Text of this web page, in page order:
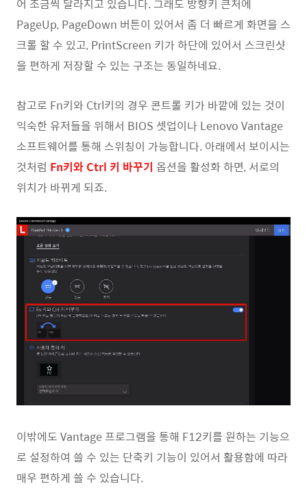
어 조금씩 달라지고 있습니다. 그래도 방향키 큰처에
PageUp, PageDown 버튼이 있어서 좀 더 빠르게 화면을 스
크롤 할 수 있고, PrintScreen 키가 하단에 있어서 스크린샷
을 편하게 저장할 수 있는 구조는 동일하네요.
참고로 Fn키와 Ctrl키의 경우 콘트롤 키가 바깥에 있는 것이
익숙한 유저들을 위해서 BIOS 셋업이나 Lenovo Vantage
소프트웨어를 통해 스위칭이 가능합니다. 아래에서 보이시는
것처럼 Fn키와 Ctrl 키 바꾸기 옵션을 활성화 하면, 서로의
위치가 바뀌게 되죠.
이밖에도 Vantage 프로그램을 통해 F12키를 원하는 기능으
로 설정하여 쓸 수 있는 단축키 기능이 있어서 활용함에 따라
매우 편하게 쓸 수 있습니다.